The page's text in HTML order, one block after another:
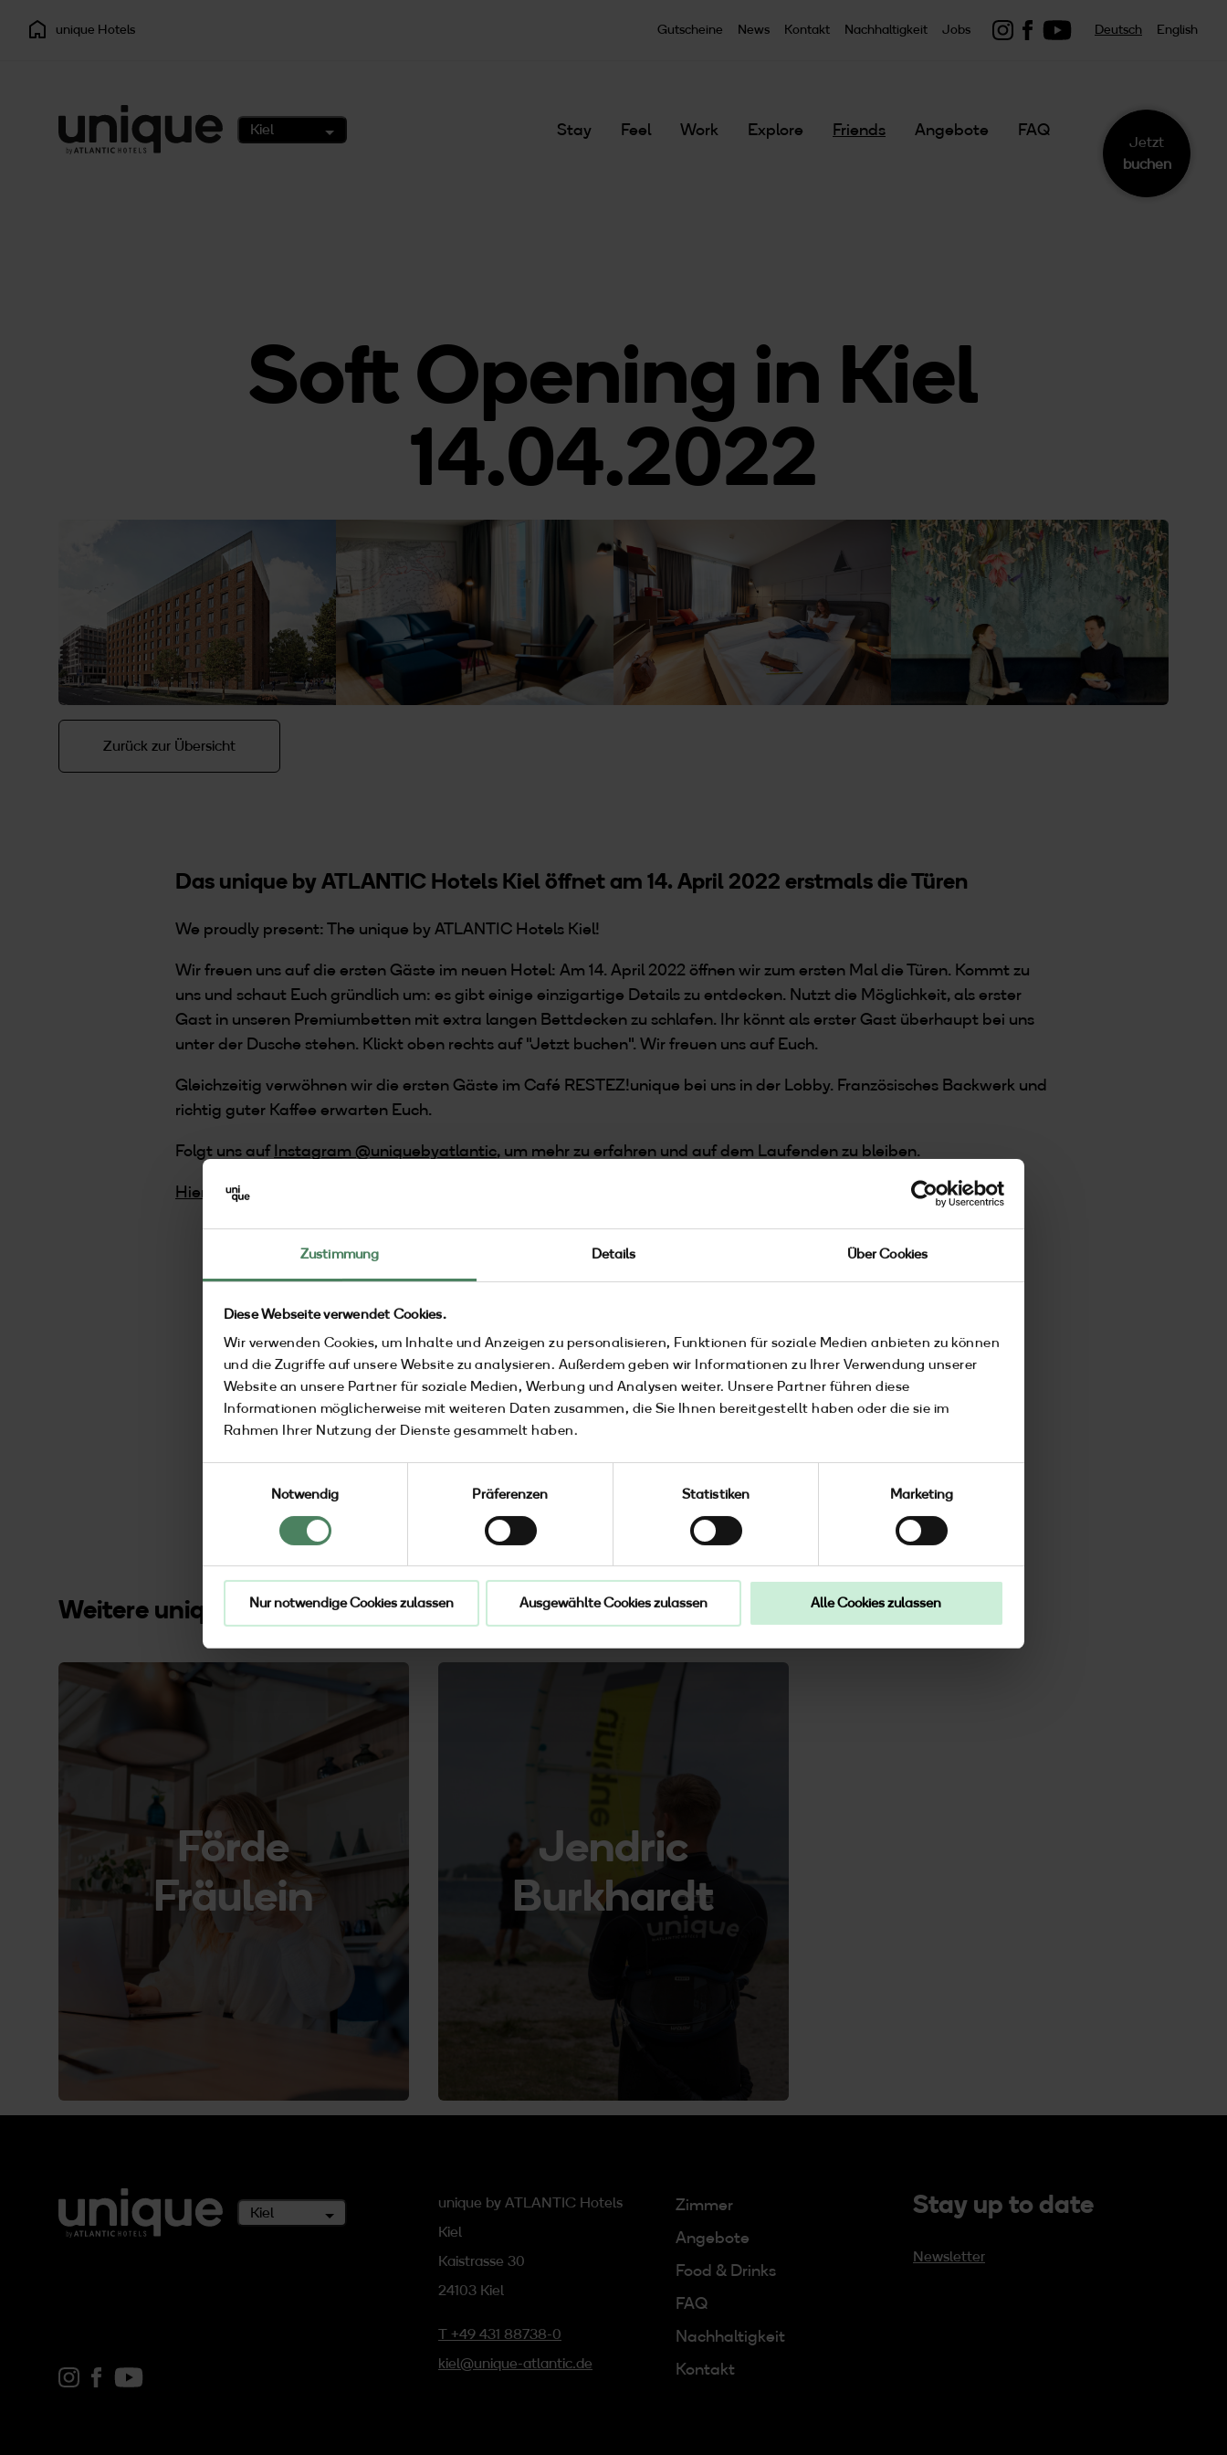
Zustimmung Details Über Cookies
Diese Webseite verwendet Cookies.
Wir verwenden Cookies, um Inhalte und Anzeigen zu personalisieren, Funktionen für soziale Medien anbieten zu können
und die Zugriffe auf unsere Website zu analysieren. Außerdem geben wir Informationen zu Ihrer Verwendung unserer
Website an unsere Partner für soziale Medien, Werbung und Analysen weiter. Unsere Partner führen diese
Informationen möglicherweise mit weiteren Daten zusammen, die Sie Ihnen bereitgestellt haben oder die sie im
Rahmen Ihrer Nutzung der Dienste gesammelt haben.
Notwendig
Präferenzen Statistiken Marketing
Nur notwendige Cookies zulassen Ausgewählte Cookies zulassen Alle Cookies zulassen
unique Hotels Gutscheine News Kontakt Nachhaltigkeit Jobs Link zu Instagram
Link zu Facebook
Link zu youtube
Deutsch English
Kiel Stay Feel Work Explore Friends Angebote FAQ
Jetzt
buchen
Soft Opening in Kiel
14.04.2022
Foto: © Giorhio Gullotta
Zurück zur Übersicht
Das unique by ATLANTIC Hotels Kiel öffnet am 14. April 2022 erstmals die Türen
We proudly present: The unique by ATLANTIC Hotels Kiel!
Wir freuen uns auf die ersten Gäste im neuen Hotel: Am 14. April 2022 öffnen wir zum ersten Mal die Türen. Kommt zu
uns und schaut Euch gründlich um: es gibt einige einzigartige Details zu entdecken. Nutzt die Möglichkeit, als erster
Gast in unseren Premiumbetten mit extra langen Bettdecken zu schlafen. Ihr könnt als erster Gast überhaupt bei uns
unter der Dusche stehen. Klickt oben rechts auf "Jetzt buchen". Wir freuen uns auf Euch.
Gleichzeitig verwöhnen wir die ersten Gäste im Café RESTEZ!unique bei uns in der Lobby. Französisches Backwerk und
richtig guter Kaffee erwarten Euch.
Folgt uns aufInstagram @uniquebyatlantic, um mehr zu erfahren und auf dem Laufenden zu bleiben.
Hier geht's direkt nach Kiel.
Weitere unique friends
Förde
Fräulein
Jendric
Burkhardt
Kiel
Link zu Instagram
Link zu Facebook
unique by ATLANTIC Hotels
Kiel
Kaistrasse 30
24103 Kiel
T +49 431 88738-0
kiel@unique-atlantic.de
Zimmer
Angebote
Food & Drinks
FAQ
Nachhaltigkeit
Kontakt
Stay up to date
Newsletter